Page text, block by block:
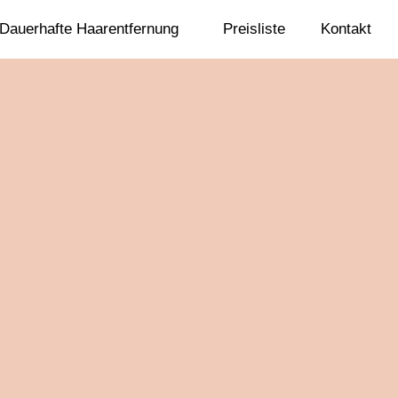
Dauerhafte Haarentfernung Preisliste Kontakt